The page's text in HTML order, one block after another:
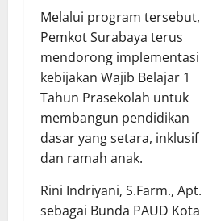
Melalui program tersebut,
Pemkot Surabaya terus
mendorong implementasi
kebijakan Wajib Belajar 1
Tahun Prasekolah untuk
membangun pendidikan
dasar yang setara, inklusif
dan ramah anak.
Rini Indriyani, S.Farm., Apt.
sebagai Bunda PAUD Kota